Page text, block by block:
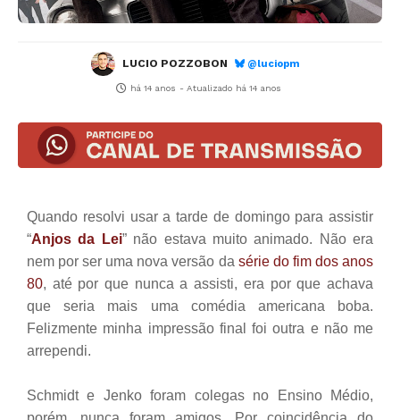
LUCIO POZZOBON @luciopm
há 14 anos - Atualizado há 14 anos
Quando resolvi usar a tarde de domingo para assistir
“Anjos da Lei” não estava muito animado. Não era
nem por ser uma nova versão da série do fim dos anos
80, até por que nunca a assisti, era por que achava
que seria mais uma comédia americana boba.
Felizmente minha impressão final foi outra e não me
arrependi.
Schmidt e Jenko foram colegas no Ensino Médio,